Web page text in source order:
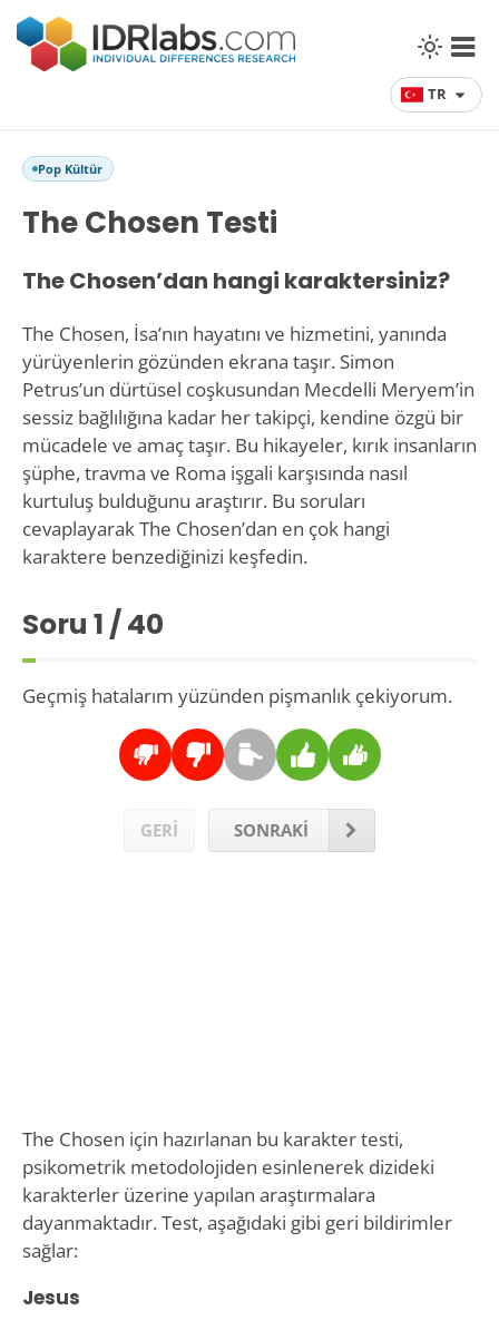
TR
Pop Kültür
The Chosen Testi
The Chosen’dan hangi karaktersiniz?
The Chosen, İsa’nın hayatını ve hizmetini, yanında
yürüyenlerin gözünden ekrana taşır. Simon
Petrus’un dürtüsel coşkusundan Mecdelli Meryem’in
sessiz bağlılığına kadar her takipçi, kendine özgü bir
mücadele ve amaç taşır. Bu hikayeler, kırık insanların
şüphe, travma ve Roma işgali karşısında nasıl
kurtuluş bulduğunu araştırır. Bu soruları
cevaplayarak The Chosen’dan en çok hangi
karaktere benzediğinizi keşfedin.
Soru 1 / 40
Geçmiş hatalarım yüzünden pişmanlık çekiyorum.
GERİ SONRAKİ
The Chosen için hazırlanan bu karakter testi,
psikometrik metodolojiden esinlenerek dizideki
karakterler üzerine yapılan araştırmalara
dayanmaktadır. Test, aşağıdaki gibi geri bildirimler
sağlar:
Jesus